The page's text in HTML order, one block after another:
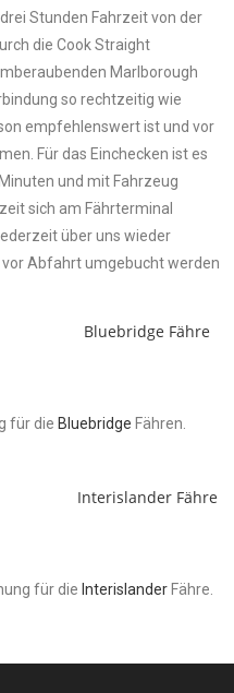
Stunden Fahrzeit von der
die Cook Straight
Marlborough
so rechtzeitig wie
empfehlenswert ist und vor
Für das Einchecken ist es
und mit Fahrzeug
sich am Fährterminal
über uns wieder
Abfahrt umgebucht werden
für die Bluebridge Fähren.
für die InterislanderFähre.